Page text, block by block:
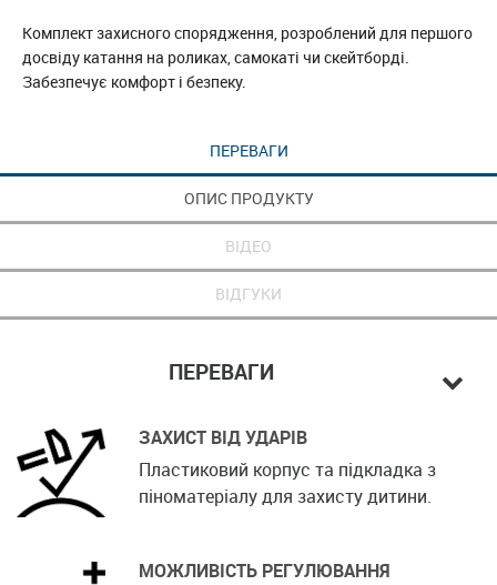
Комплект захисного спорядження, розроблений для першого
досвіду катання на роликах, самокаті чи скейтборді.
Забезпечує комфорт і безпеку.
ПЕРЕВАГИ
ОПИС ПРОДУКТУ
ВІДЕО
ВІДГУКИ
ПЕРЕВАГИ
ЗАХИСТ ВІД УДАРІВ
Пластиковий корпус та підкладка з
піноматеріалу для захисту дитини.
МОЖЛИВІСТЬ РЕГУЛЮВАННЯ